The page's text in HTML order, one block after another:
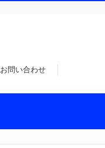
お問い合わせ